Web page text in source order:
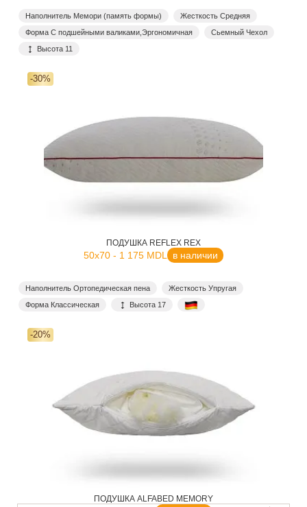
Наполнитель Мемори (память формы)
Жесткость Средняя
Форма С подшейными валиками,Эргономичная
Сьемный Чехол
Высота 11
-30%
ПОДУШКА REFLEX REX
50x70 - 1 175 MDL в наличии
Наполнитель Ортопедическая пена
Жесткость Упругая
Форма Классическая
Высота 17
-20%
ПОДУШКА ALFABED MEMORY